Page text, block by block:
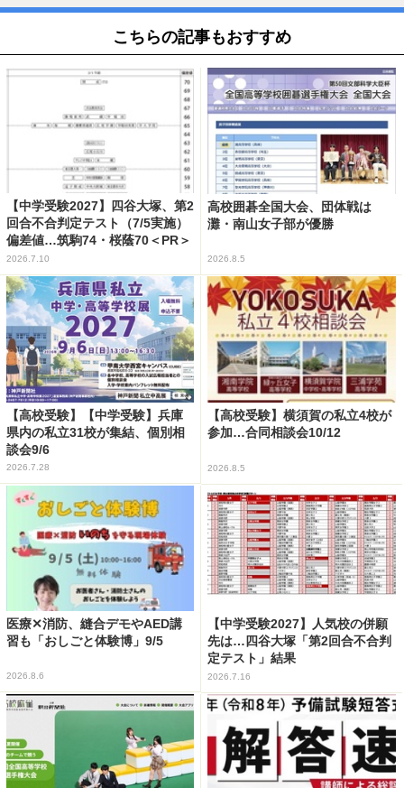
こちらの記事もおすすめ
【中学受験2027】四谷大塚、第2
回合不合判定テスト（7/5実施）
偏差値…筑駒74・桜蔭70＜PR＞
2026.7.10
高校囲碁全国大会、団体戦は
灘・南山女子部が優勝
2026.8.5
【高校受験】【中学受験】兵庫
県内の私立31校が集結、個別相
談会9/6
2026.7.28
【高校受験】横須賀の私立4校が
参加…合同相談会10/12
2026.8.5
医療✕消防、縫合デモやAED講
習も「おしごと体験博」9/5
2026.8.6
【中学受験2027】人気校の併願
先は…四谷大塚「第2回合不合判
定テスト」結果
2026.7.16